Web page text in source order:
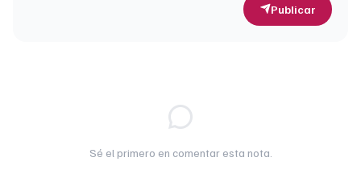
Publicar
Sé el primero en comentar esta nota.